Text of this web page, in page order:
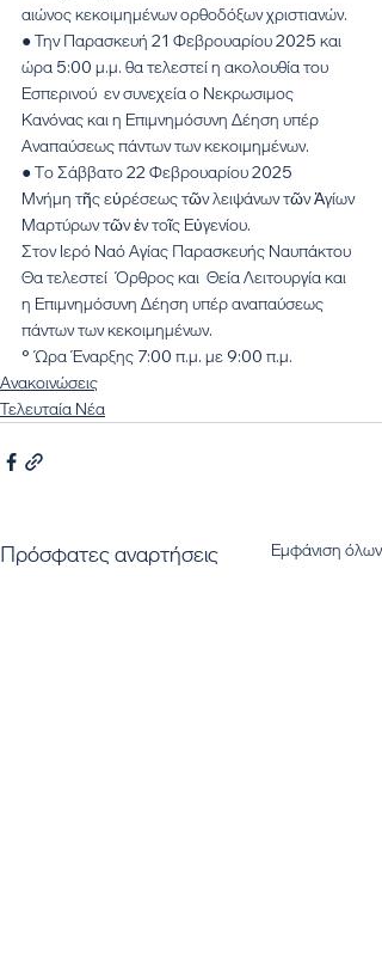
αιώνος κεκοιμημένων ορθοδόξων χριστιανών.
● Την Παρασκευή 21 Φεβρουαρίου 2025 και
ώρα 5:00 μ.μ. θα τελεστεί η ακολουθία του
Εσπερινού  εν συνεχεία ο Νεκρωσιμος
Κανόνας και η Επιμνημόσυνη Δέηση υπέρ
Αναπαύσεως πάντων των κεκοιμημένων.
● Το Σάββατο 22 Φεβρουαρίου 2025
Μνήμη τῆς εὑρέσεως τῶν λειψάνων τῶν Ἁγίων
Μαρτύρων τῶν ἐν τοῖς Εὐγενίου.
Στον Ιερό Ναό Αγίας Παρασκευής Ναυπάκτου
Θα τελεστεί  Όρθρος και  Θεία Λειτουργία και
η Επιμνημόσυνη Δέηση υπέρ αναπαύσεως
πάντων των κεκοιμημένων.
° Ώρα Έναρξης 7:00 π.μ. με 9:00 π.μ.
Ανακοινώσεις
Τελευταία Νέα
Πρόσφατες αναρτήσεις Εμφάνιση όλων